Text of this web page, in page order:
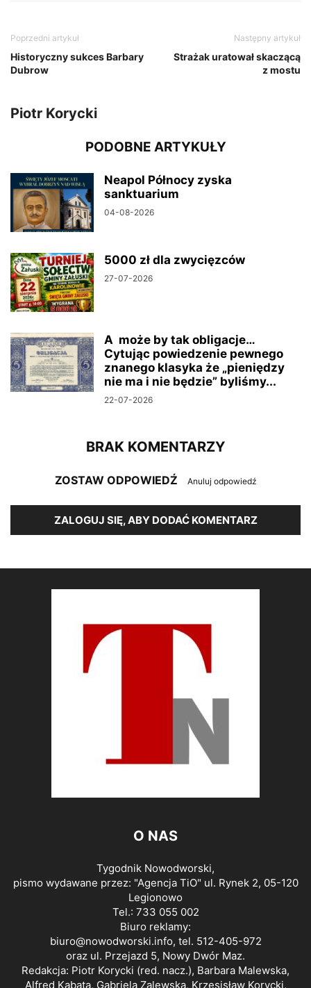
Poprzedni artykuł
Historyczny sukces Barbary
Dubrow
Następny artykuł
Strażak uratował skaczącą
z mostu
Piotr Korycki
PODOBNE ARTYKUŁY
Neapol Północy zyska
sanktuarium
04-08-2026
5000 zł dla zwycięzców
27-07-2026
A może by tak obligacje…
Cytując powiedzenie pewnego
znanego klasyka że „pieniędzy
nie ma i nie będzie” byliśmy...
22-07-2026
BRAK KOMENTARZY
ZOSTAW ODPOWIEDŹ Anuluj odpowiedź
ZALOGUJ SIĘ, ABY DODAĆ KOMENTARZ
O NAS
Tygodnik Nowodworski,
pismo wydawane przez: "Agencja TiO" ul. Rynek 2, 05-120
Legionowo
Tel.: 733 055 002
Biuro reklamy:
biuro@nowodworski.info, tel. 512-405-972
oraz ul. Przejazd 5, Nowy Dwór Maz.
Redakcja: Piotr Korycki (red. nacz.), Barbara Malewska,
Alfred Kabata, Gabriela Zalewska, Krzesisław Korycki,